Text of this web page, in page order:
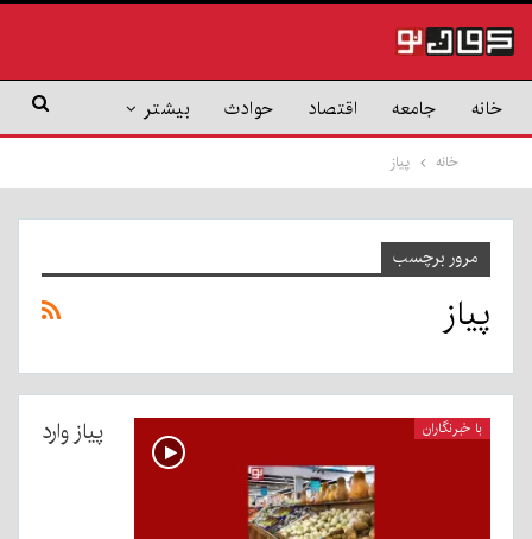
خانه جامعه اقتصاد حوادث بیشتر
خانه پیاز
مرور برچسب
پیاز
با خبرنگاران پیاز وارد